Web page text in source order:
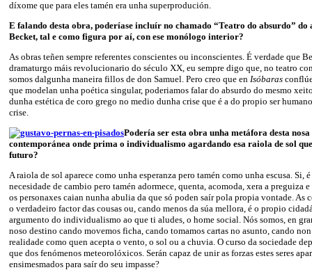
díxome que para eles tamén era unha superprodución.
E falando desta obra, poderíase incluír no chamado “Teatro do absurdo” do
Becket, tal e como figura por aí, con ese monólogo interior?
As obras teñen sempre referentes conscientes ou inconscientes. É verdade que
dramaturgo máis revolucionario do século XX, eu sempre digo que, no teatro
somos dalgunha maneira fillos de don Samuel. Pero creo que en Isóbaras
que modelan unha poética singular, poderiamos falar do absurdo do mesmo
dunha estética de coro grego no medio dunha crise que é a do propio ser
crise.
Podería ser esta obra unha metáfora desta nosa
contemporánea onde prima o individualismo agardando esa raiola de sol
futuro?
A raiola de sol aparece como unha esperanza pero tamén como unha escusa. Si,
necesidade de cambio pero tamén adormece, quenta, acomoda, xera a preguiza
os personaxes caian nunha abulia da que só poden saír pola propia vontade. As
o verdadeiro factor das cousas ou, cando menos da súa mellora, é o propio
argumento do individualismo ao que ti aludes, o home social. Nós somos, en
noso destino cando movemos ficha, cando tomamos cartas no asunto, cando
realidade como quen acepta o vento, o sol ou a chuvia. O curso da sociedade
que dos fenómenos meteorolóxicos. Serán capaz de unir as forzas estes seres
ensimesmados para saír do seu impasse?